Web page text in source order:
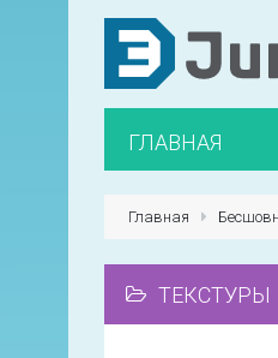
ГЛАВНАЯ
Главная
ТЕКСТУРЫ